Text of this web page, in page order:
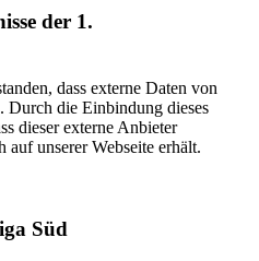
der 1.
dass externe Daten von
Durch die Einbindung dieses
dieser externe Anbieter
unserer Webseite erhält.
Süd